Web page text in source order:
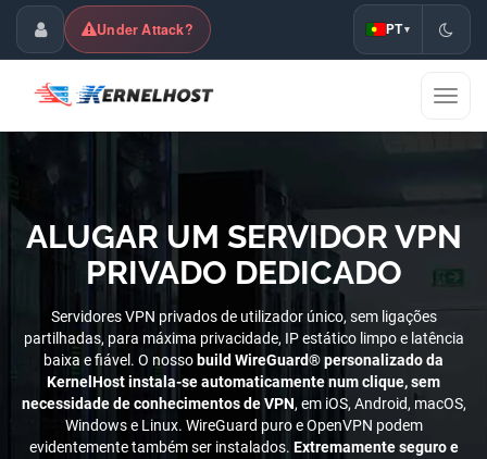
Área de ClienteUnder Attack? PT▾
ALUGAR UM SERVIDOR VPN
PRIVADO DEDICADO
Servidores VPN privados de utilizador único, sem ligações
partilhadas, para máxima privacidade, IP estático limpo e latência
baixa e fiável. O nosso build WireGuard® personalizado da
KernelHost instala-se automaticamente num clique, sem
necessidade de conhecimentos de VPN, em iOS, Android, macOS,
Windows e Linux. WireGuard puro e OpenVPN podem
evidentemente também ser instalados. Extremamente seguro e